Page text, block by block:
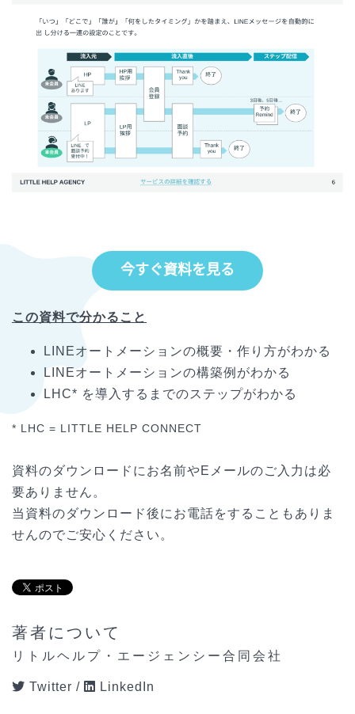
この資料で分かること
LINEオートメーションの概要・作り方がわかる
LINEオートメーションの構築例がわかる
LHC* を導入するまでのステップがわかる
* LHC = LITTLE HELP CONNECT
資料のダウンロードにお名前やEメールのご入力は必
要ありません。
当資料のダウンロード後にお電話をすることもありま
せんのでご安心ください。
著者について
リトルヘルプ・エージェンシー合同会社
Twitter / LinkedIn